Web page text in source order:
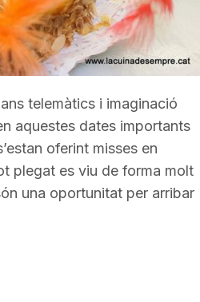
telemàtics i imaginació
aquestes dates importants
oferint misses en
plegat es viu de forma molt
una oportunitat per arribar